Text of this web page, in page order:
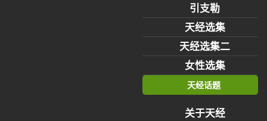
引支勒
天经选集
天经选集二
女性选集
天经话题
关于天经